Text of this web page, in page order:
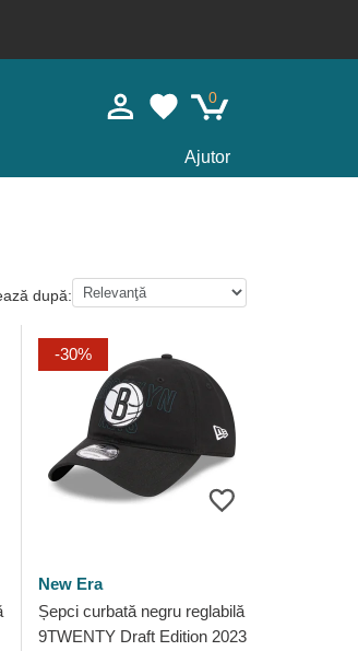
0
Ajutor
după:
-30%
New Era
Șepci curbată negru reglabilă
9TWENTY Draft Edition 2023